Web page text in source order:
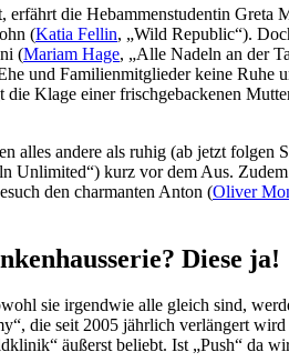
erfährt die Hebammenstudentin Greta
(Katia Fellin, „Wild Republic“).
(Mariam Hage, „Alle Nadeln an der
und Familienmitglieder keine
die Klage einer frischgebackenen
alles andere als ruhig (ab jetzt
Unlimited“) kurz vor dem Aus.
den charmanten Anton (Oliver
Diese ja!
sie irgendwie alle gleich sind,
die seit 2005 jährlich verlängert
äußerst beliebt. Ist „Push“ da